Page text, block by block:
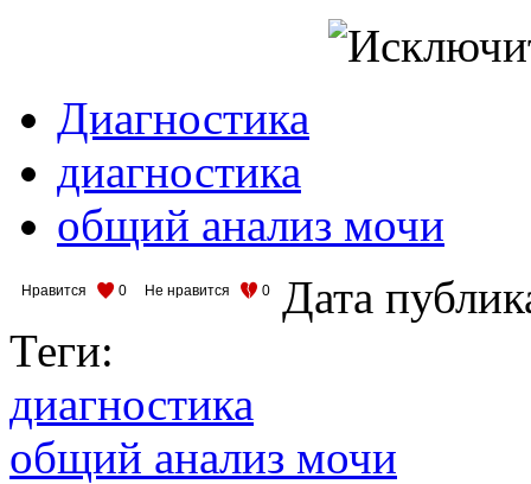
Диагностика
диагностика
общий анализ мочи
Нравится 0 Не нравится 0
Дата
Теги:
диагностика
общий анализ мочи